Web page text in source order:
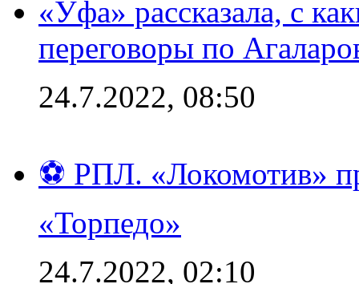
«Уфа» рассказала, с
переговоры по
24.7.2022, 08:50
⚽ РПЛ. «Локомотив»
«Торпедо»
24.7.2022, 02:10